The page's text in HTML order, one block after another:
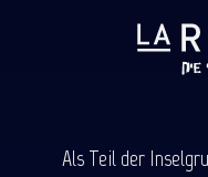
Als Teil der